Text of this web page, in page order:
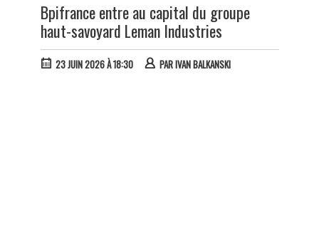
Bpifrance entre au capital du groupe
haut-savoyard Leman Industries
23 JUIN 2026 À 18:30 PARIVAN BALKANSKI